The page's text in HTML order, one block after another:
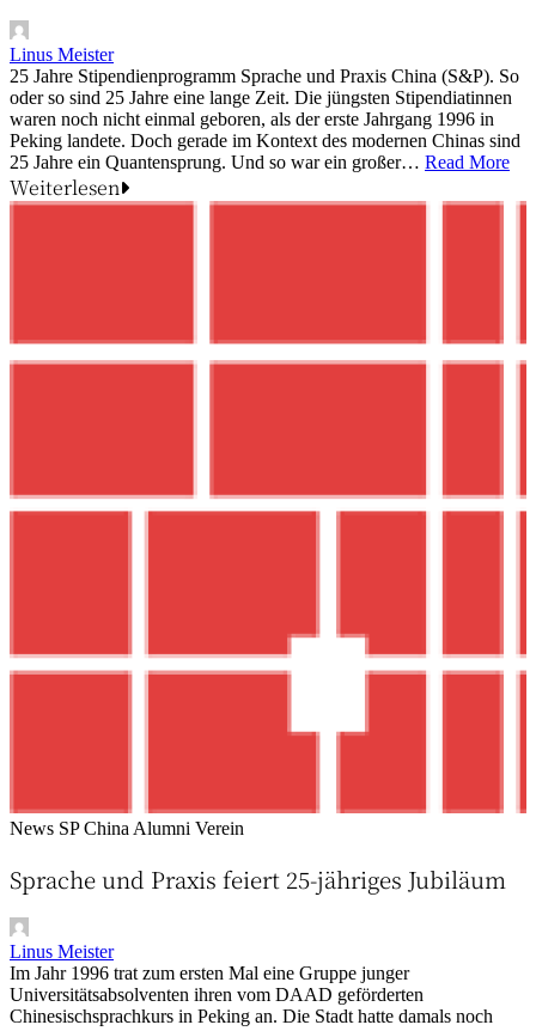
Linus Meister
25 Jahre Stipendienprogramm Sprache und Praxis China (S&P). So
oder so sind 25 Jahre eine lange Zeit. Die jüngsten Stipendiatinnen
waren noch nicht einmal geboren, als der erste Jahrgang 1996 in
Peking landete. Doch gerade im Kontext des modernen Chinas sind
25 Jahre ein Quantensprung. Und so war ein großer… Read More
Weiterlesen
News SP China Alumni Verein
Sprache und Praxis feiert 25-jähriges Jubiläum
Linus Meister
Im Jahr 1996 trat zum ersten Mal eine Gruppe junger
Universitätsabsolventen ihren vom DAAD geförderten
Chinesischsprachkurs in Peking an. Die Stadt hatte damals noch